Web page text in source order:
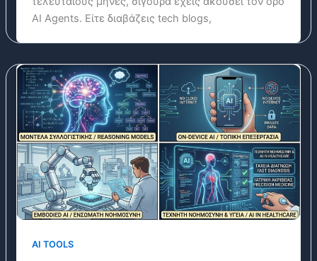
AI Agents. Είτε διαβάζεις tech blogs,
AI TOOLS